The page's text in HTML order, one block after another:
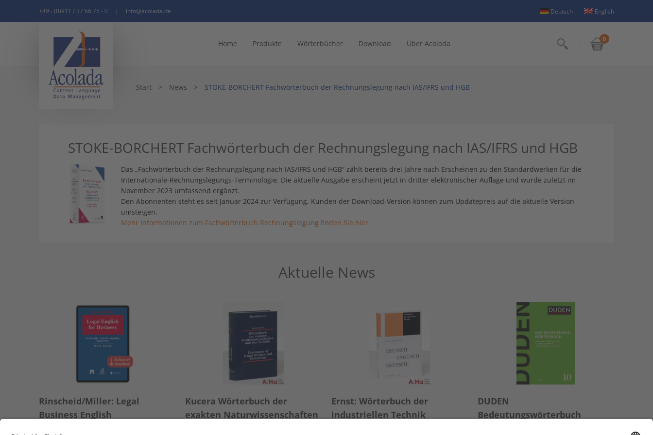
+49 - (0)911 / 37 66 75 - 0 | info@acolada.de Deutsch English
Home Produkte Wörterbücher Download Über Acolada Suchen
0
Start > News > STOKE-BORCHERT Fachwörterbuch der Rechnungslegung nach IAS/IFRS und HGB
STOKE-BORCHERT Fachwörterbuch der Rechnungslegung nach IAS/IFRS und HGB
Das „Fachwörterbuch der Rechnungslegung nach IAS/IFRS und HGB“ zählt bereits drei Jahre nach Erscheinen zu den Standardwerken für die
Internationale-Rechnungslegungs-Terminologie. Die aktuelle Ausgabe erscheint jetzt in dritter elektronischer Auflage und wurde zuletzt im
November 2023 umfassend ergänzt.
Den Abonnenten steht es seit Januar 2024 zur Verfügung. Kunden der Download-Version können zum Updatepreis auf die aktuelle Version
umsteigen.
Mehr Informationen zum Fachwörterbuch Rechnungslegung finden Sie hier.
Aktuelle News
Rinscheid/Miller: Legal
Business English
Kucera Wörterbuch der
exakten Naturwissenschaften
Ernst: Wörterbuch der
industriellen Technik
DUDEN
Bedeutungswörterbuch